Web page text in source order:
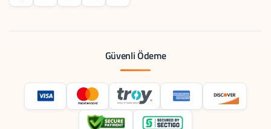
Güvenli Ödeme